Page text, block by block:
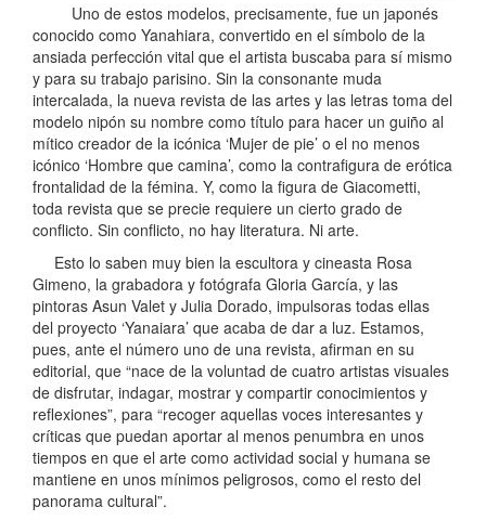
Uno de estos modelos, precisamente, fue un japonés
conocido como Yanahiara, convertido en el símbolo de la
ansiada perfección vital que el artista buscaba para sí mismo
y para su trabajo parisino. Sin la consonante muda
intercalada, la nueva revista de las artes y las letras toma del
modelo nipón su nombre como título para hacer un guiño al
mítico creador de la icónica ‘Mujer de pie’ o el no menos
icónico ‘Hombre que camina’, como la contrafigura de erótica
frontalidad de la fémina. Y, como la figura de Giacometti,
toda revista que se precie requiere un cierto grado de
conflicto. Sin conflicto, no hay literatura. Ni arte.
Esto lo saben muy bien la escultora y cineasta Rosa
Gimeno, la grabadora y fotógrafa Gloria García, y las
pintoras Asun Valet y Julia Dorado, impulsoras todas ellas
del proyecto ‘Yanaiara’ que acaba de dar a luz. Estamos,
pues, ante el número uno de una revista, afirman en su
editorial, que “nace de la voluntad de cuatro artistas visuales
de disfrutar, indagar, mostrar y compartir conocimientos y
reflexiones”, para “recoger aquellas voces interesantes y
críticas que puedan aportar al menos penumbra en unos
tiempos en que el arte como actividad social y humana se
mantiene en unos mínimos peligrosos, como el resto del
panorama cultural”.